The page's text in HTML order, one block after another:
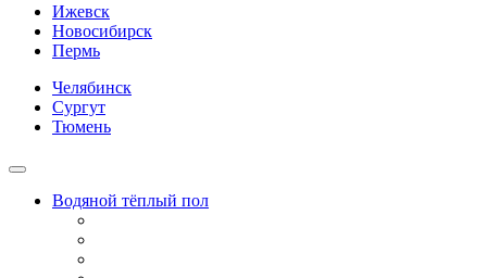
Ижевск
Новосибирск
Пермь
Челябинск
Сургут
Тюмень
Водяной тёплый пол